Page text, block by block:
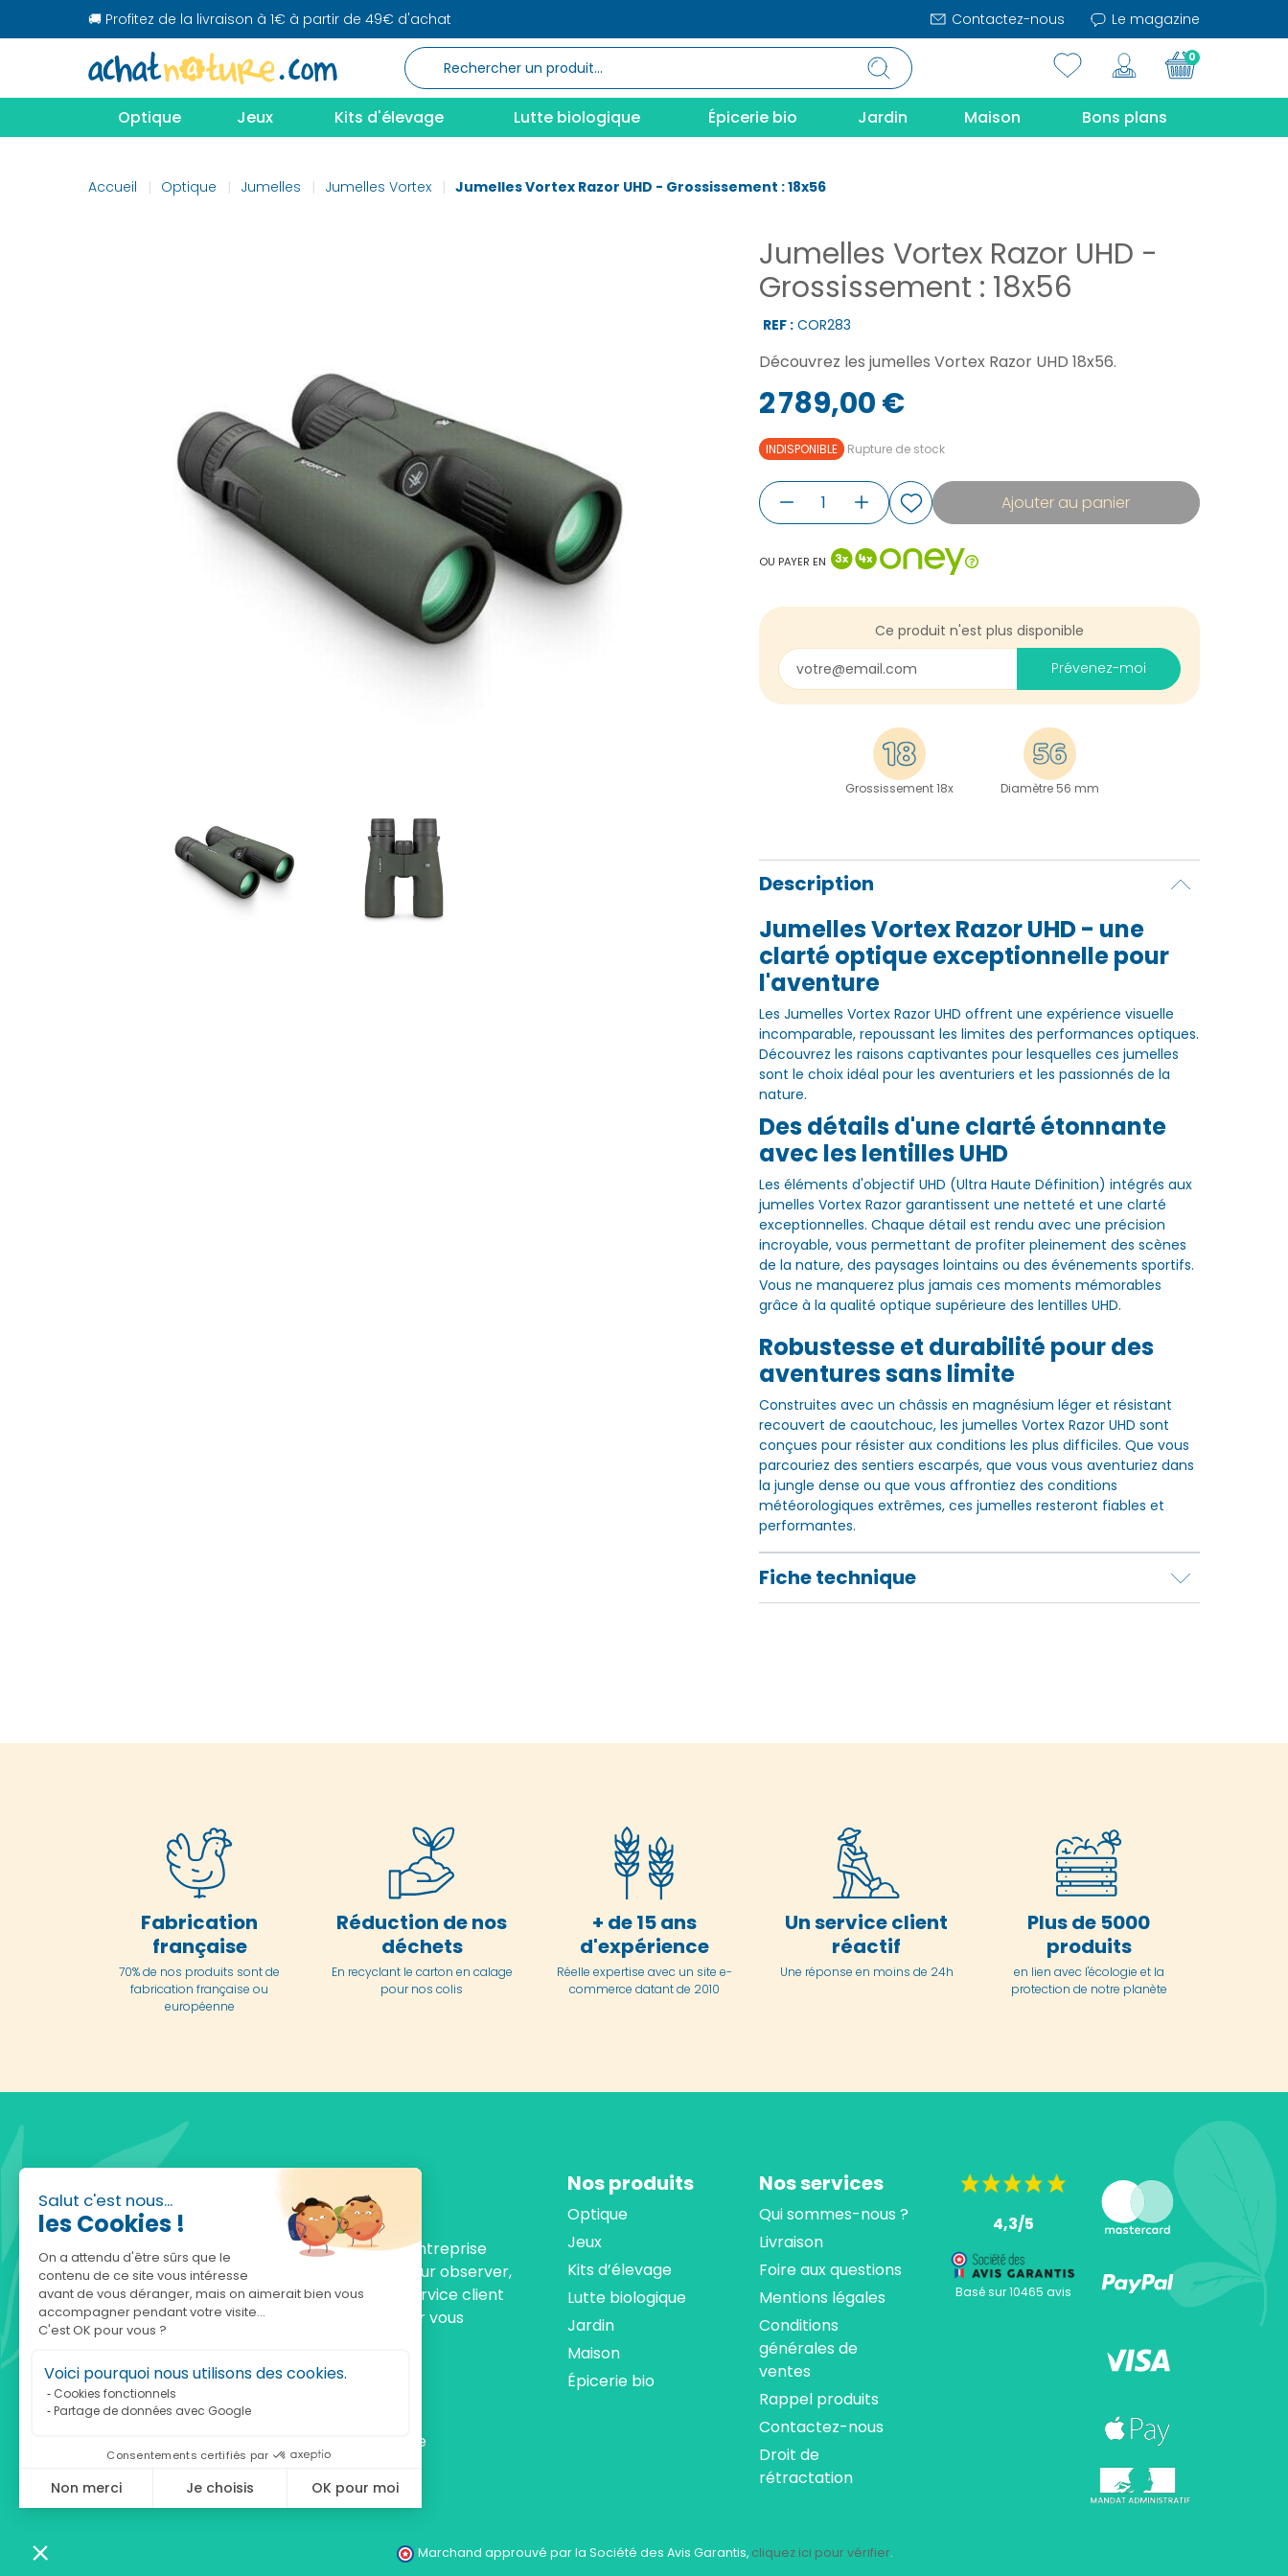
Salut c'est nous...
les Cookies !
On a attendu d'être sûrs que le
contenu de ce site vous intéresse
avant de vous déranger, mais on aimerait bien vous
accompagner pendant votre visite...
C'est OK pour vous ?
Voici pourquoi nous utilisons des cookies.
Cookies fonctionnels
Partage de données avec Google
Consentements certifiés par
Non merci Je choisis OK pour moi
Notre plateforme vous permet d'adapter et de gérer vos paramètres de confidentialité, en garantissant la conformité avec les réglementations. Personnalisez vos préférences pour contrôler la manière dont
🚚 Profitez de la livraison à 1€ à partir de 49€ d'achat Contactez-nous Le magazine
0
Optique Jeux Kits d'élevage Lutte biologique Épicerie bio Jardin Maison Bons plans
Accueil Optique Jumelles Jumelles Vortex Jumelles Vortex Razor UHD - Grossissement : 18x56
Jumelles Vortex Razor UHD -
Grossissement : 18x56
REF : COR283
Découvrez les jumelles Vortex Razor UHD 18x56.
2 789,00 €
INDISPONIBLE Rupture de stock
Ajouter au panier
OU PAYER EN
Ce produit n'est plus disponible
Prévenez-moi
Grossissement 18x Diamètre 56 mm
Description
Jumelles Vortex Razor UHD - une
clarté optique exceptionnelle pour
l'aventure
Les Jumelles Vortex Razor UHD offrent une expérience visuelle
incomparable, repoussant les limites des performances optiques.
Découvrez les raisons captivantes pour lesquelles ces jumelles
sont le choix idéal pour les aventuriers et les passionnés de la
nature.
Des détails d'une clarté étonnante
avec les lentilles UHD
Les éléments d'objectif UHD (Ultra Haute Définition) intégrés aux
jumelles Vortex Razor garantissent une netteté et une clarté
exceptionnelles. Chaque détail est rendu avec une précision
incroyable, vous permettant de profiter pleinement des scènes
de la nature, des paysages lointains ou des événements sportifs.
Vous ne manquerez plus jamais ces moments mémorables
grâce à la qualité optique supérieure des lentilles UHD.
Robustesse et durabilité pour des
aventures sans limite
Construites avec un châssis en magnésium léger et résistant
recouvert de caoutchouc, les jumelles Vortex Razor UHD sont
conçues pour résister aux conditions les plus difficiles. Que vous
parcouriez des sentiers escarpés, que vous vous aventuriez dans
la jungle dense ou que vous affrontiez des conditions
météorologiques extrêmes, ces jumelles resteront fiables et
performantes.
Fiche technique
Fabrication
française
70% de nos produits sont de
fabrication française ou
européenne
Réduction de nos
déchets
En recyclant le carton en calage
pour nos colis
+ de 15 ans
d'expérience
Réelle expertise avec un site e-
commerce datant de 2010
Un service client
réactif
Une réponse en moins de 24h
Plus de 5000
produits
en lien avec l'écologie et la
protection de notre planète
Fondée en 2010, achatnature.com est une entreprise
française qui réunit plus de 5000 produits pour observer,
comprendre et protéger la nature. Notre service client
est à votre écoute, du lundi au vendredi, pour vous
accompagner.
Notre adresse :
achatnature.com (Ethik & Nature)
160 rue Pierre Fallion - 69140 Rillieux-La-Pape
Nos produits
Optique
Jeux
Kits d’élevage
Lutte biologique
Jardin
Maison
Épicerie bio
Nos services
Qui sommes-nous ?
Livraison
Foire aux questions
Mentions légales
Conditions
générales de
ventes
Rappel produits
Contactez-nous
Droit de
rétractation
4,3/5
Basé sur 10465 avis
Marchand approuvé par la Société des Avis Garantis, cliquez ici pour vérifier.